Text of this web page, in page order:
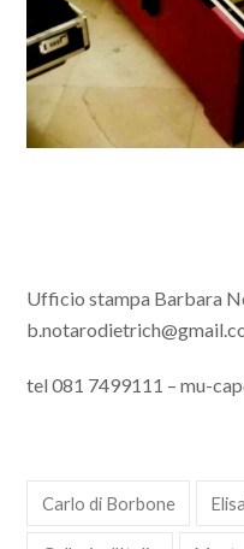
Ufficio stampa Barbara
tel 081 7499111 – mu-
Carlo di Borbone